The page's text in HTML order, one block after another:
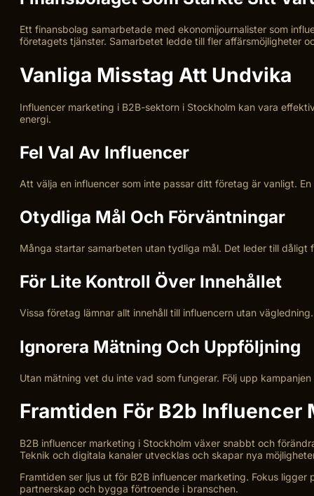
Ett finansbolag samarbetade med ekonomijournalister som
företagets tjänster. Samarbetet ledde till fler affärsmöjligheter
Vanliga Misstag Att Undvika
Influencer marketing i B2B-sektorn i Stockholm kan vara
energi.
Fel Val Av Influencer
Att välja en influencer som inte passar ditt företag är vanligt.
Otydliga Mål Och Förväntningar
Många startar samarbeten utan tydliga mål. Det leder till
För Lite Kontroll Över Innehållet
Vissa företag lämnar allt innehåll till influencern utan
Ignorera Mätning Och Uppföljning
Utan mätning vet du inte vad som fungerar. Följ upp
Framtiden För B2b Influencer
B2B influencer marketing i Stockholm växer snabbt och
Teknik och digitala kanaler utvecklas och skapar nya
Framtiden ser ljus ut för B2B influencer marketing. Fokus
partnerskap och bygga förtroende i branschen.